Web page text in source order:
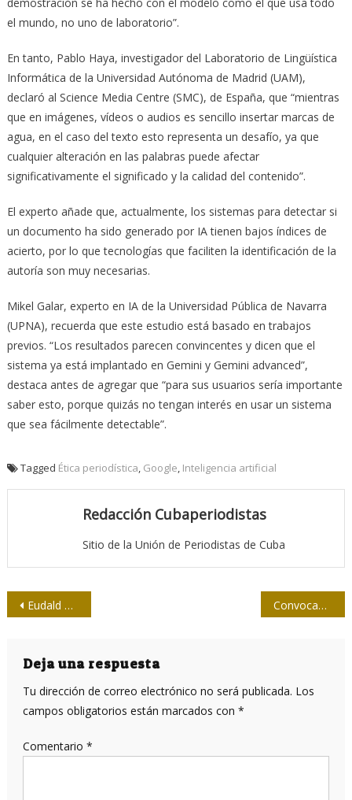
demostración se ha hecho con el modelo como el que usa todo
el mundo, no uno de laboratorio”.
En tanto, Pablo Haya, investigador del Laboratorio de Lingüística
Informática de la Universidad Autónoma de Madrid (UAM),
declaró al Science Media Centre (SMC), de España, que “mientras
que en imágenes, vídeos o audios es sencillo insertar marcas de
agua, en el caso del texto esto representa un desafío, ya que
cualquier alteración en las palabras puede afectar
significativamente el significado y la calidad del contenido”.
El experto añade que, actualmente, los sistemas para detectar si
un documento ha sido generado por IA tienen bajos índices de
acierto, por lo que tecnologías que faciliten la identificación de la
autoría son muy necesarias.
Mikel Galar, experto en IA de la Universidad Pública de Navarra
(UPNA), recuerda que este estudio está basado en trabajos
previos. “Los resultados parecen convincentes y dicen que el
sistema ya está implantado en Gemini y Gemini advanced”,
destaca antes de agregar que “para sus usuarios sería importante
saber esto, porque quizás no tengan interés en usar un sistema
que sea fácilmente detectable”.
Tagged Ética periodística, Google, Inteligencia artificial
Redacción Cubaperiodistas
Sitio de la Unión de Periodistas de Cuba
Navegación
entradas
Eudald Carbonell da por acabada la evolución humana: Vamos hacia la deshumanización (+ vídeo) Convocan al “José González Barros” 2024
Deja una respuesta
Tu dirección de correo electrónico no será publicada. Los
campos obligatorios están marcados con *
Comentario *